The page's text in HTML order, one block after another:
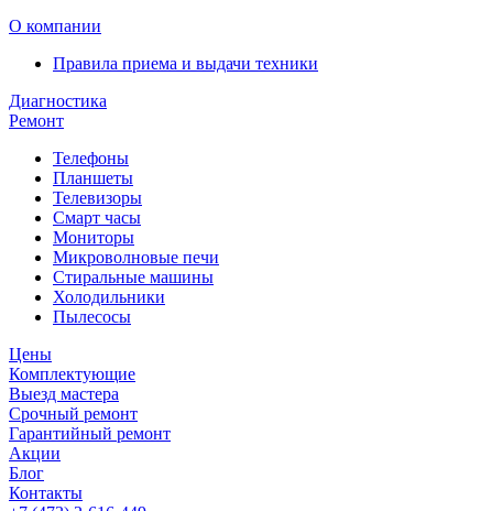
О компании
Правила приема и выдачи техники
Диагностика
Ремонт
Телефоны
Планшеты
Телевизоры
Смарт часы
Мониторы
Микроволновые печи
Стиральные машины
Холодильники
Пылесосы
Цены
Комплектующие
Выезд мастера
Срочный ремонт
Гарантийный ремонт
Акции
Блог
Контакты